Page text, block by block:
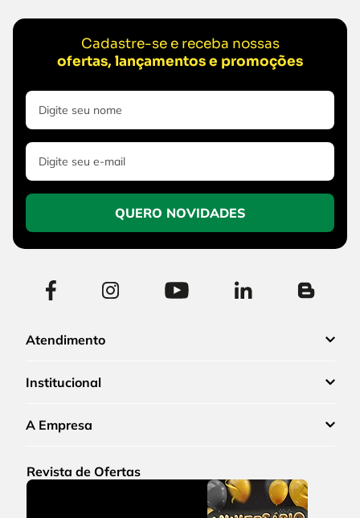
Cadastre-se e receba nossas
ofertas, lançamentos e promoções
QUERO NOVIDADES
Atendimento
Institucional
A Empresa
Revista de Ofertas